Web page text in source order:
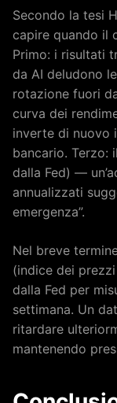
Secondo la tesi
capire quando il
Primo: i risultati
da AI deludono
rotazione fuori
curva dei
inverte di nuovo
bancario. Terzo:
dalla Fed) —
annualizzati
emergenza”.
Nel breve
(indice dei
dalla Fed per
settimana. Un
ritardare
mantenendo